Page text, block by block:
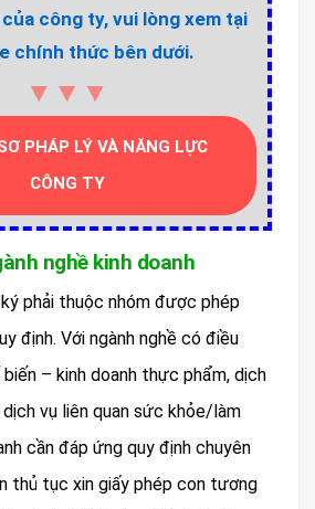
công ty, vui lòng xem tại
chính thức bên dưới.
▼▼▼
PHÁP LÝ VÀ NĂNG LỰC
CÔNG TY
nghề kinh doanh
phải thuộc nhóm được phép
định. Với ngành nghề có điều
biến – kinh doanh thực phẩm, dịch
vụ liên quan sức khỏe/làm
cần đáp ứng quy định chuyên
thủ tục xin giấy phép con tương